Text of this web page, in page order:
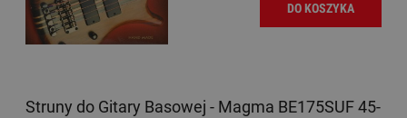
DO KOSZYKA
Struny do Gitary Basowej - Magma BE175SUF 45-